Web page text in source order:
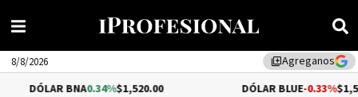
library_addAgreganos
8/8/2026
0.34%$1,520.00 -0.33%$1,540.00